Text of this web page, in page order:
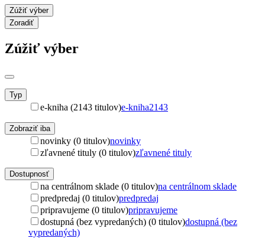
Zúžiť výber
Zoradiť
Zúžiť výber
Typ
e-kniha (2143 titulov)e-kniha2143
Zobraziť iba
novinky (0 titulov)novinky
zľavnené tituly (0 titulov)zľavnené tituly
Dostupnosť
na centrálnom sklade (0 titulov)na centrálnom sklade
predpredaj (0 titulov)predpredaj
pripravujeme (0 titulov)pripravujeme
dostupná (bez vypredaných) (0 titulov)dostupná (bez
vypredaných)